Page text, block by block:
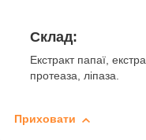
Склад:
Екстракт папаї,
протеаза, ліпаза.
Приховати